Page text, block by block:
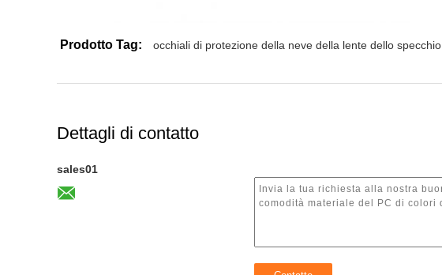
Prodotto Tag: occhiali di protezione della neve della lente dello specchio
Dettagli di contatto
sales01